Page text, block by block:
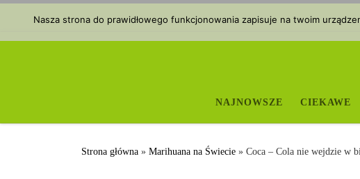
Przejdź do treści
NAJNOWSZE CIEKAWE
Strona główna » Marihuana na Świecie » Coca – Cola nie wejdzie w
Nasza strona do prawidłowego funkcjonowania zapisuje na twoim